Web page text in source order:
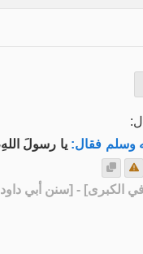
وسلم فقال: يا رسولَ
الكبرى] - [سنن أبي داود: